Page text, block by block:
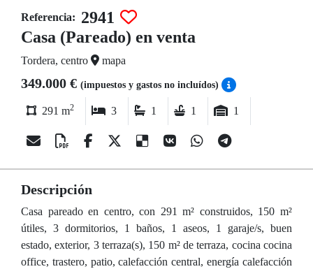
Referencia: 2941
Casa (Pareado) en venta
Tordera, centro mapa
349.000 € (impuestos y gastos no incluídos)
291 m2 3 1 1 1
Descripción
Casa pareado en centro, con 291 m² construidos, 150 m²
útiles, 3 dormitorios, 1 baños, 1 aseos, 1 garaje/s, buen
estado, exterior, 3 terraza(s), 150 m² de terraza, cocina cocina
office, trastero, patio, calefacción central, energía calefacción